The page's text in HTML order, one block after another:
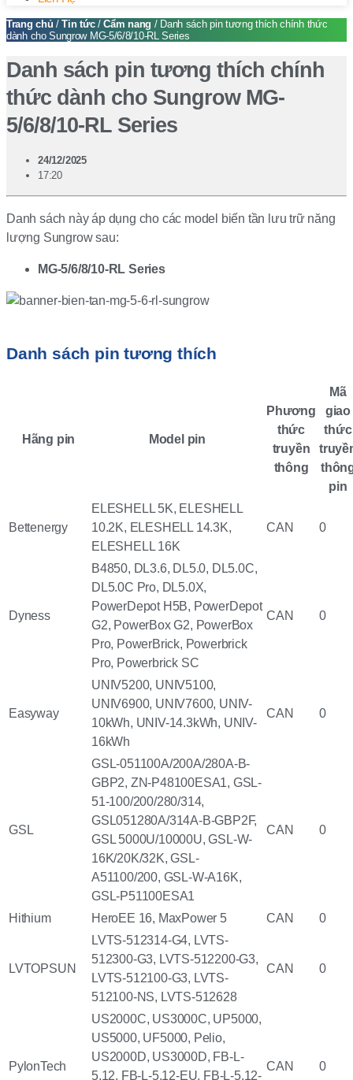
Trang chủ /Tin tức/Cẩm nang / Danh sách pin tương thích chính thức
dành cho Sungrow MG-5/6/8/10-RL Series
Danh sách pin tương thích chính
thức dành cho Sungrow MG-
5/6/8/10-RL Series
24/12/2025
17:20
Danh sách này áp dụng cho các model biến tần lưu trữ năng
lượng Sungrow sau:
MG-5/6/8/10-RL Series
Danh sách pin tương thích
Hãng pin Model pin
Phương
thức
truyền
thông
Mã
giao
thức
pin
Bettenergy
ELESHELL 5K, ELESHELL
10.2K, ELESHELL 14.3K,
ELESHELL 16K
CAN 0
Dyness
B4850, DL3.6, DL5.0, DL5.0C,
DL5.0C Pro, DL5.0X,
PowerDepot H5B, PowerDepot
G2, PowerBox G2, PowerBox
Pro, PowerBrick, Powerbrick
Pro, Powerbrick SC
CAN 0
Easyway
UNIV5200, UNIV5100,
UNIV6900, UNIV7600, UNIV-
10kWh, UNIV-14.3kWh, UNIV-
16kWh
CAN 0
GSL
GSL-051100A/200A/280A-B-
GBP2, ZN-P48100ESA1, GSL-
51-100/200/280/314,
GSL051280A/314A-B-GBP2F,
GSL 5000U/10000U, GSL-W-
16K/20K/32K, GSL-
A51100/200, GSL-W-A16K,
GSL-P51100ESA1
CAN 0
Hithium HeroEE 16, MaxPower 5 CAN 0
LVTOPSUN
LVTS-512314-G4, LVTS-
512300-G3, LVTS-512200-G3,
LVTS-512100-G3, LVTS-
512100-NS, LVTS-512628
CAN 0
PylonTech
US2000C, US3000C, UP5000,
US5000, UF5000, Pelio,
US2000D, US3000D, FB-L-
5.12, FB-L-5.12-EU, FB-L-5.12-
CAN 0